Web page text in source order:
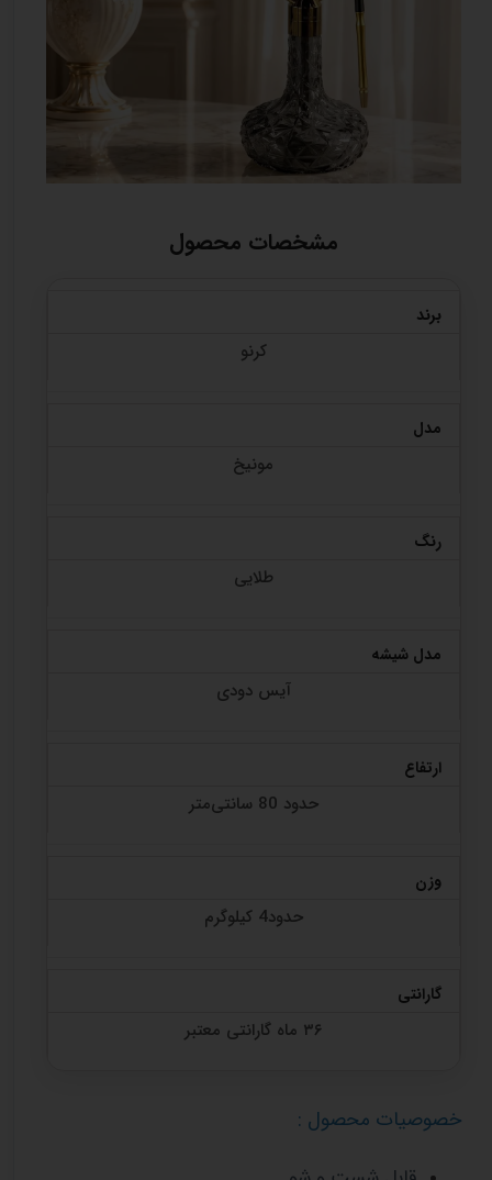
مشخصات محصول
برند
کرنو
مدل
مونیخ
رنگ
طلایی
مدل شیشه
آیس دودی
ارتفاع
حدود 80 سانتی‌متر
وزن
حدود4 کیلوگرم
گارانتی
۳۶ ماه گارانتی معتبر
خصوصیات محصول :